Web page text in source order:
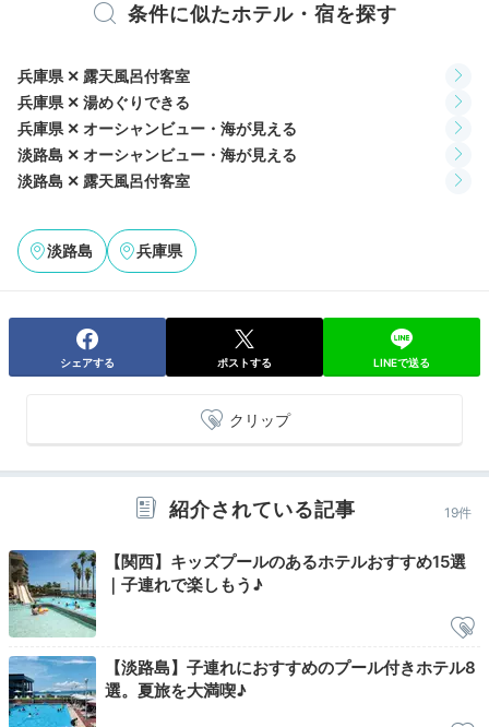
ティーラウンジ シーガル
パティシエ手作りのスイーツを味わえるラウンジ、夏限
いシーンで楽しめる多彩な施設が揃っています。チェッ
クアウトの時間まで、館内散策を楽しんではいかが。
「ヴィラ楽園」棟の宿泊特典で、チェックアウト時間が11時でし
た。レイトチェックアウトでゆったりと過ごせました。
Sightseeing
12:15 宿から車で約90分
神戸の「南京町」で
条件に似たホテル・宿を探す
兵庫県 ✕ 露天風呂付客室
兵庫県 ✕ 湯めぐりできる
兵庫県 ✕ オーシャンビュー・海が見える
淡路島 ✕ オーシャンビュー・海が見える
淡路島 ✕ 露天風呂付客室
淡路島 兵庫県
シェアする ポストする LINEで送る
クリップ
紹介されている記事 19件
【関西】キッズプールのあるホテルおすすめ15選
｜子連れで楽しもう♪
【淡路島】子連れにおすすめのプール付きホテル8
選。夏旅を大満喫♪